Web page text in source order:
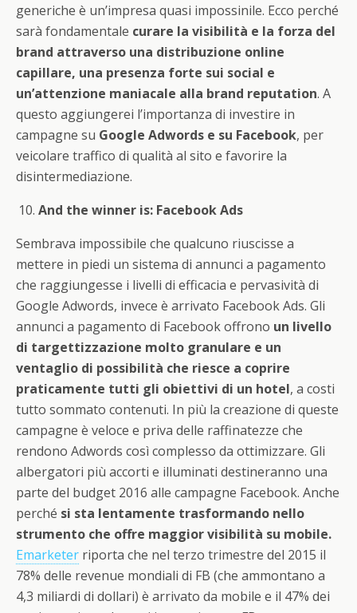
generiche è un’impresa quasi impossinile. Ecco perché
sarà fondamentale curare la visibilità e la forza del
brand attraverso una distribuzione online
capillare, una presenza forte sui social e
un’attenzione maniacale alla brand reputation. A
questo aggiungerei l’importanza di investire in
campagne su Google Adwords e su Facebook, per
veicolare traffico di qualità al sito e favorire la
disintermediazione.
And the winner is: Facebook Ads
Sembrava impossibile che qualcuno riuscisse a
mettere in piedi un sistema di annunci a pagamento
che raggiungesse i livelli di efficacia e pervasività di
Google Adwords, invece è arrivato Facebook Ads. Gli
annunci a pagamento di Facebook offrono un livello
di targettizzazione molto granulare e un
ventaglio di possibilità che riesce a coprire
praticamente tutti gli obiettivi di un hotel, a costi
tutto sommato contenuti. In più la creazione di queste
campagne è veloce e priva delle raffinatezze che
rendono Adwords così complesso da ottimizzare. Gli
albergatori più accorti e illuminati destineranno una
parte del budget 2016 alle campagne Facebook. Anche
perché si sta lentamente trasformando nello
strumento che offre maggior visibilità su mobile.
Emarketer riporta che nel terzo trimestre del 2015 il
78% delle revenue mondiali di FB (che ammontano a
4,3 miliardi di dollari) è arrivato da mobile e il 47% dei